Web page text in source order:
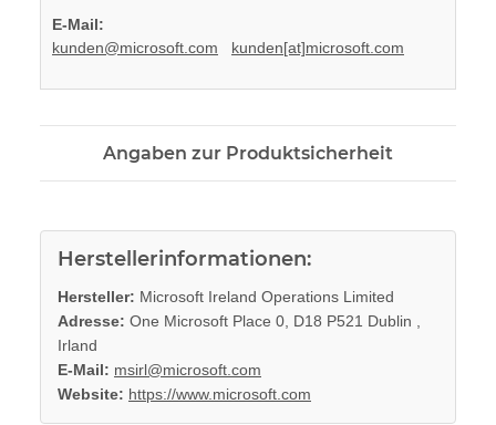
E-Mail:
kunden@microsoft.com
kunden[at]microsoft.com
Angaben zur Produktsicherheit
Herstellerinformationen:
Hersteller: Microsoft Ireland Operations Limited
Adresse: One Microsoft Place 0, D18 P521 Dublin ,
Irland
E-Mail: msirl@microsoft.com
Website: https://www.microsoft.com